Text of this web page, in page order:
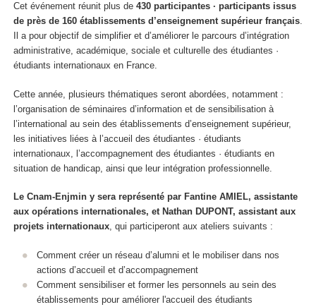
Cet événement réunit plus de 430 participantes · participants issus
de près de 160 établissements d’enseignement supérieur français.
Il a pour objectif de simplifier et d’améliorer le parcours d’intégration
administrative, académique, sociale et culturelle des étudiantes ·
étudiants internationaux en France.
Cette année, plusieurs thématiques seront abordées, notamment :
l’organisation de séminaires d’information et de sensibilisation à
l’international au sein des établissements d’enseignement supérieur,
les initiatives liées à l’accueil des étudiantes · étudiants
internationaux, l’accompagnement des étudiantes · étudiants en
situation de handicap, ainsi que leur intégration professionnelle.
Le Cnam-Enjmin y sera représenté par Fantine AMIEL, assistante
aux opérations internationales, et Nathan DUPONT, assistant aux
projets internationaux, qui participeront aux ateliers suivants :
Comment créer un réseau d’alumni et le mobiliser dans nos
actions d’accueil et d’accompagnement
Comment sensibiliser et former les personnels au sein des
établissements pour améliorer l'accueil des étudiants